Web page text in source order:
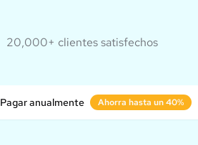
20,000+ clientes satisfechos
Pagar anualmente Ahorra hasta un 40%